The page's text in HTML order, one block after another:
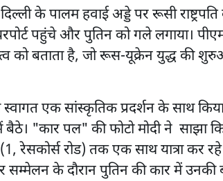
के पालम हवाई अड्डे पर रूसी राष्ट्रपति
पहुंचे और पुतिन को गले लगाया।
को बताता है, जो रूस-यूक्रेन युद्ध की
एक सांस्कृतिक प्रदर्शन के साथ
"कार पल" की फोटो मोदी ने साझा
रेसकोर्स रोड) तक एक साथ यात्रा कर
के दौरान पुतिन की कार में उनकी